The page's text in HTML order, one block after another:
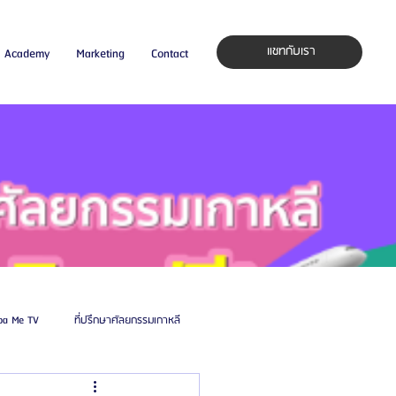
Academy Marketing Contact แชทกับเรา
Me TV ที่ปรึกษาศัลยกรรมเกาหลี
ศัลยแพทย์ ประเทศเกาหลี